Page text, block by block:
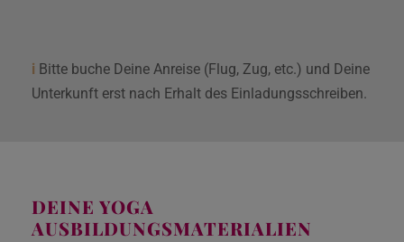
i Bitte buche Deine Anreise (Flug, Zug, etc.) und Deine
Unterkunft erst nach Erhalt des Einladungsschreiben.
DEINE YOGA
AUSBILDUNGSMATERIALIEN